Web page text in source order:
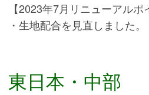
【2023年7月リニューアルポ
・生地配合を見直しました。
東日本・中部